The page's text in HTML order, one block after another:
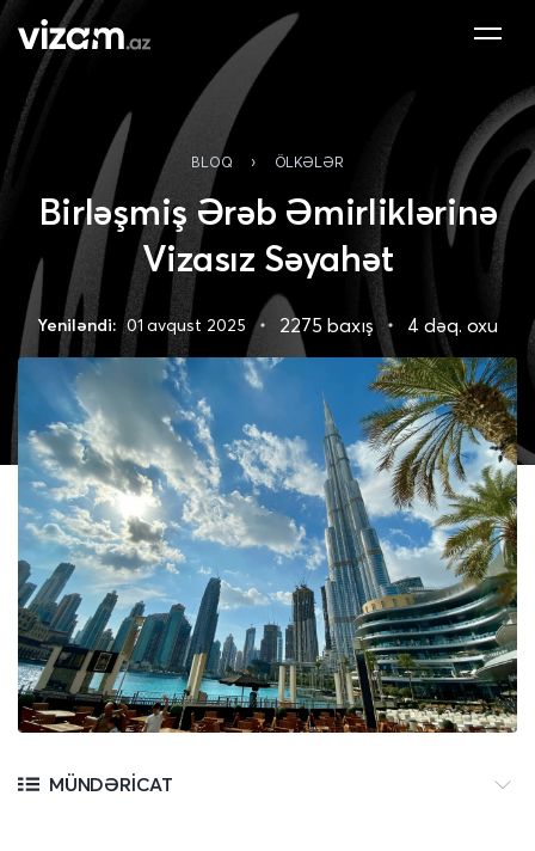
BLOQ › ÖLKƏLƏR
Birləşmiş Ərəb Əmirliklərinə
Vizasız Səyahət
Yeniləndi: 01 avqust 2025 2275 baxış 4 dəq. oxu
MÜNDƏRICAT